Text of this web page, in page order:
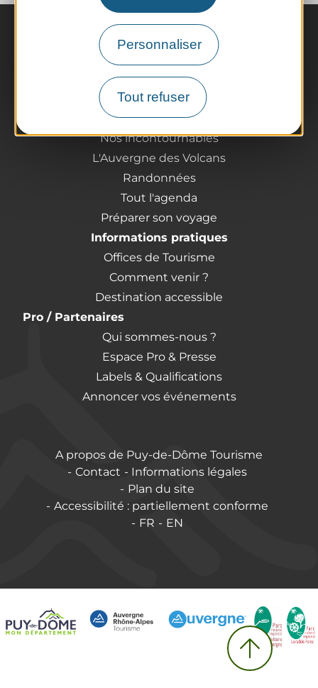
Personnaliser
Tout refuser
La destination
Nos incontournables
L'Auvergne des Volcans
Randonnées
Tout l'agenda
Préparer son voyage
Informations pratiques
Offices de Tourisme
Comment venir ?
Destination accessible
Pro / Partenaires
Qui sommes-nous ?
Espace Pro & Presse
Labels & Qualifications
Annoncer vos événements
A propos de Puy-de-Dôme Tourisme
Contact
Informations légales
Plan du site
Accessibilité : partiellement conforme
FR
EN